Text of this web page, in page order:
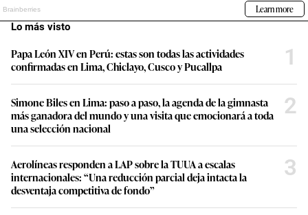
Lo más visto
Papa León XIV en Perú: estas son todas las actividades
confirmadas en Lima, Chiclayo, Cusco y Pucallpa
1
Simone Biles en Lima: paso a paso, la agenda de la gimnasta
más ganadora del mundo y una visita que emocionará a toda
una selección nacional
2
Aerolíneas responden a LAP sobre la TUUA a escalas
internacionales: “Una reducción parcial deja intacta la
desventaja competitiva de fondo”
3